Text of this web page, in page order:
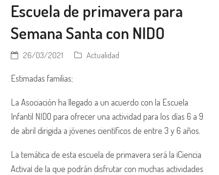
Escuela de primavera para
Semana Santa con NIDO
26/03/2021 Actualidad
Estimadas familias;
La Asociación ha llegado a un acuerdo con la Escuela
Infantil NIDO para ofrecer una actividad para los días 6 a 9
de abril dirigida a jóvenes científicos de entre 3 y 6 años.
La temática de esta escuela de primavera será la ¡Ciencia
Activa¡ de la que podrán disfrutar con muchas actividades